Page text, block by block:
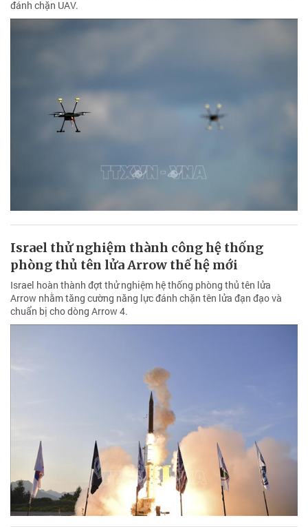
đánh chặn UAV.
Israel thử nghiệm thành công hệ thống
phòng thủ tên lửa Arrow thế hệ mới
Israel hoàn thành đợt thử nghiệm hệ thống phòng thủ tên lửa
Arrow nhằm tăng cường năng lực đánh chặn tên lửa đạn đạo và
chuẩn bị cho dòng Arrow 4.